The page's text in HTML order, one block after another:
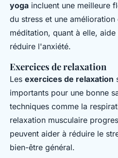
yoga incluent une meilleure
du stress et une
méditation, quant à elle,
réduire l'anxiété.
Exercices de relaxation
Les exercices de relaxation
importants pour une bonne
techniques comme la
relaxation musculaire
peuvent aider à réduire le
bien-être général.